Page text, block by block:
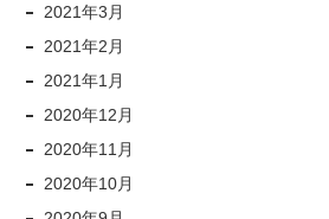
2021年3月
2021年2月
2021年1月
2020年12月
2020年11月
2020年10月